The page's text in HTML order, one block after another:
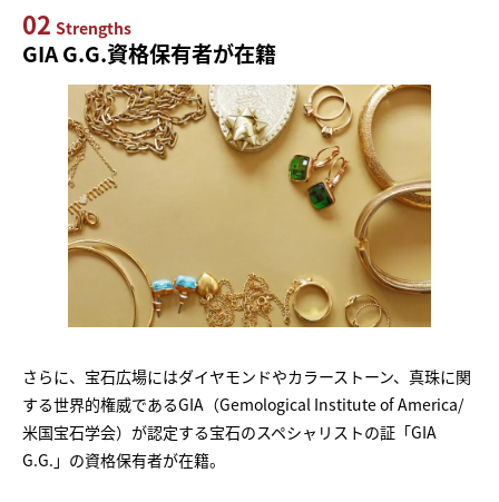
02 Strengths
GIA G.G.資格保有者が在籍
さらに、宝石広場にはダイヤモンドやカラーストーン、真珠に関
する世界的権威であるGIA（Gemological Institute of America/
米国宝石学会）が認定する宝石のスペシャリストの証「GIA
G.G.」の資格保有者が在籍。